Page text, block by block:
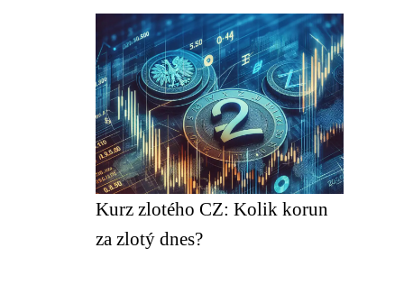
Kurz zlotého CZ: Kolik korun
za zlotý dnes?